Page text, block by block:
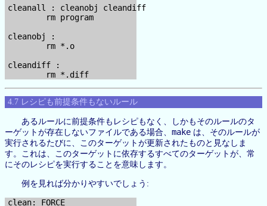
cleanall : cleanobj cleandiff
        rm program
cleanobj :
        rm *.o
cleandiff :
4.7 レシピも前提条件もないルール
あるルールに前提条件もレシピもなく、しかもそのルールのタ
ーゲットが存在しないファイルである場合、 make は、そのルールが
実行されるたびに、このターゲットが更新されたものと見なしま
す。これは、このターゲットに依存するすべてのターゲットが、常
にそのレシピを実行することを意味します。
例を見れば分かりやすいでしょう:
clean: FORCE